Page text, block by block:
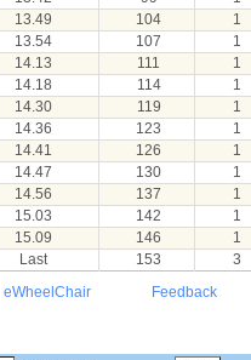
13.49 104
1
13.54 107
1
14.13 111
1
14.18 114
1
14.30 119
1
14.36 123
1
14.41 126
1
14.47 130
1
14.56 137
1
15.03 142
1
15.09 146
1
Last 153
3
eWheelChair Feedback